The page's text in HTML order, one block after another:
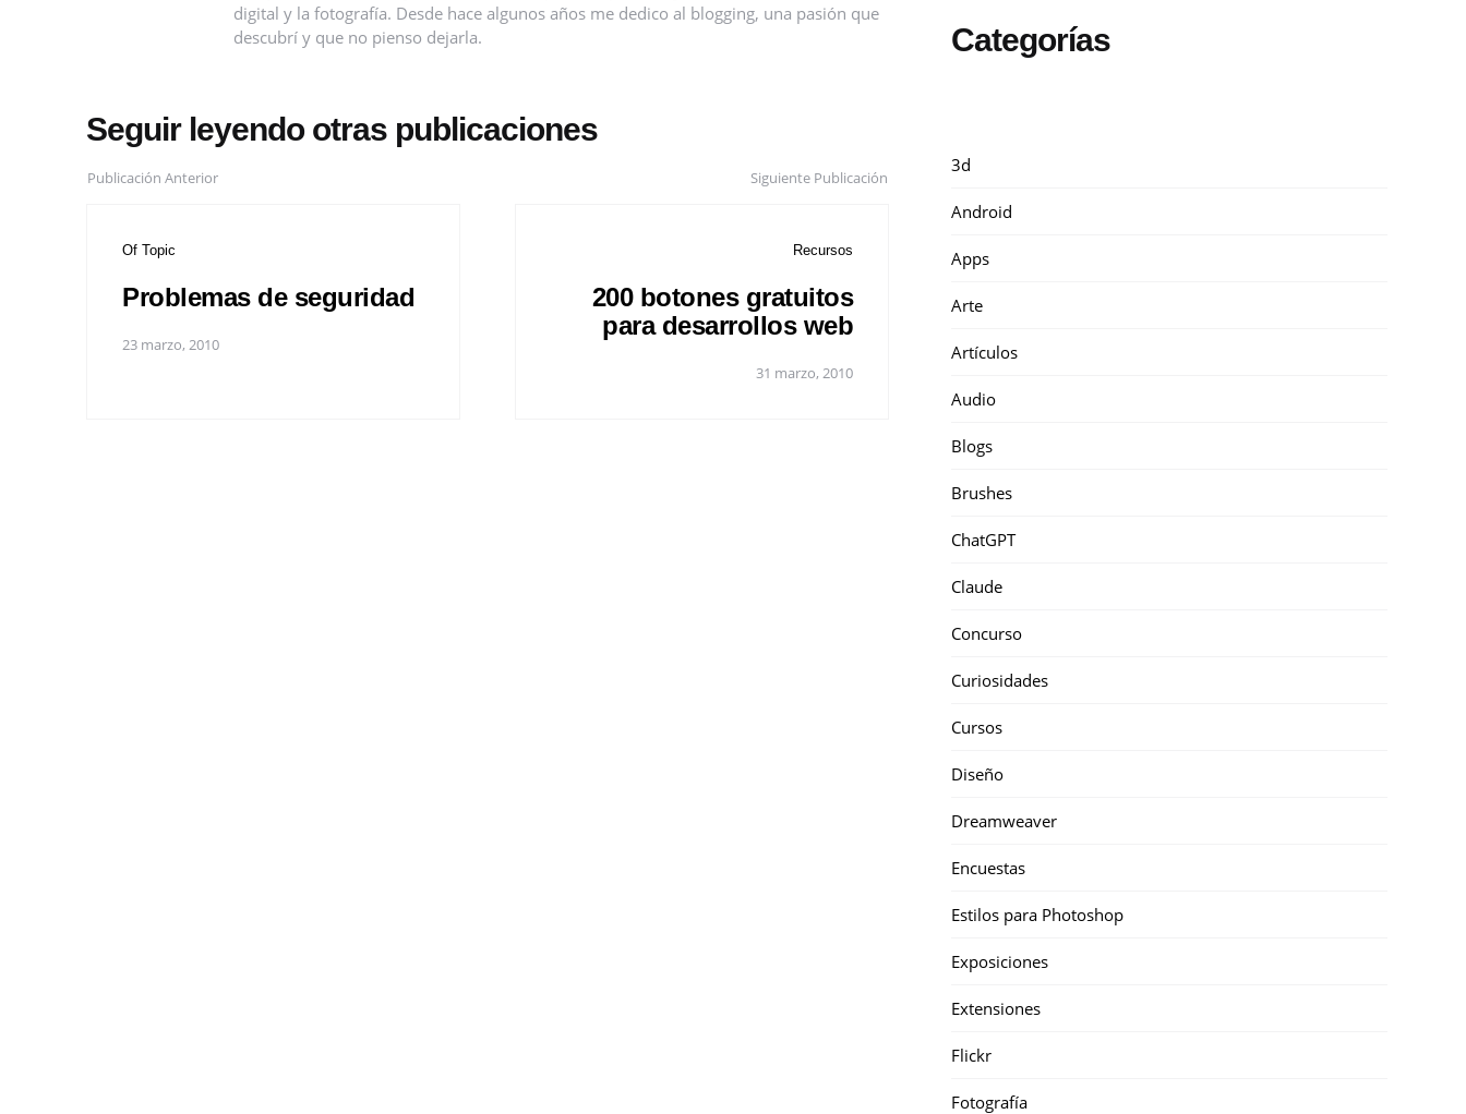
digital y la fotografía. Desde hace algunos años me dedico al blogging, una pasión que
descubrí y que no pienso dejarla.
Seguir leyendo otras publicaciones
Publicación Anterior
Of Topic
Problemas de seguridad
23 marzo, 2010
Siguiente Publicación
Recursos
200 botones gratuitos
para desarrollos web
31 marzo, 2010
Categorías
3d
Android
Apps
Arte
Artículos
Audio
Blogs
Brushes
ChatGPT
Claude
Concurso
Curiosidades
Cursos
Diseño
Dreamweaver
Encuestas
Estilos para Photoshop
Exposiciones
Extensiones
Flickr
Fotografía